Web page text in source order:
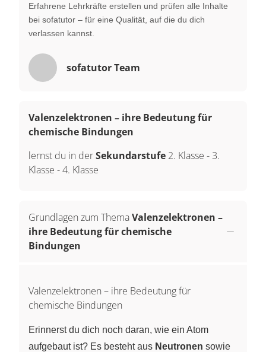
Erfahrene Lehrkräfte erstellen und prüfen alle Inhalte
bei sofatutor – für eine Qualität, auf die du dich
verlassen kannst.
sofatutor Team
Valenzelektronen – ihre Bedeutung für
chemische Bindungen
lernst du in derSekundarstufe 2. Klasse - 3.
Klasse -4. Klasse
Grundlagen zum ThemaValenzelektronen –
ihre Bedeutung für chemische
Bindungen
Valenzelektronen – ihre Bedeutung für
chemische Bindungen
Erinnerst du dich noch daran, wie ein Atom
aufgebaut ist? Es besteht aus Neutronen sowie